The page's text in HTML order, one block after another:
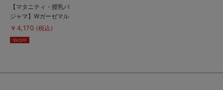
商
品
詳
細
を
見
る
【マタニティ・授乳パ
ジャマ】Wガーゼマル
チストライプ半袖パジ
ャマ＆産後も使えるシ
ョートパンツセット
￥4,170 (税込)
5%OFF